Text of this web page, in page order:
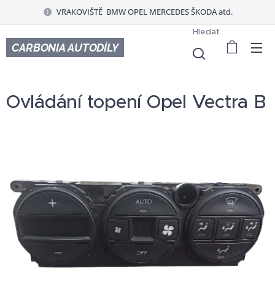
VRAKOVIŠTĚ BMW OPEL MERCEDES ŠKODA atd.
CARBONIA AUTODÍLY
Hledat
Ovládání topení Opel Vectra B